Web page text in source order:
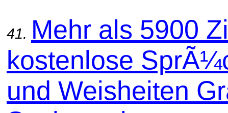
41. Mehr als 5900
kostenlose
und Weisheiten